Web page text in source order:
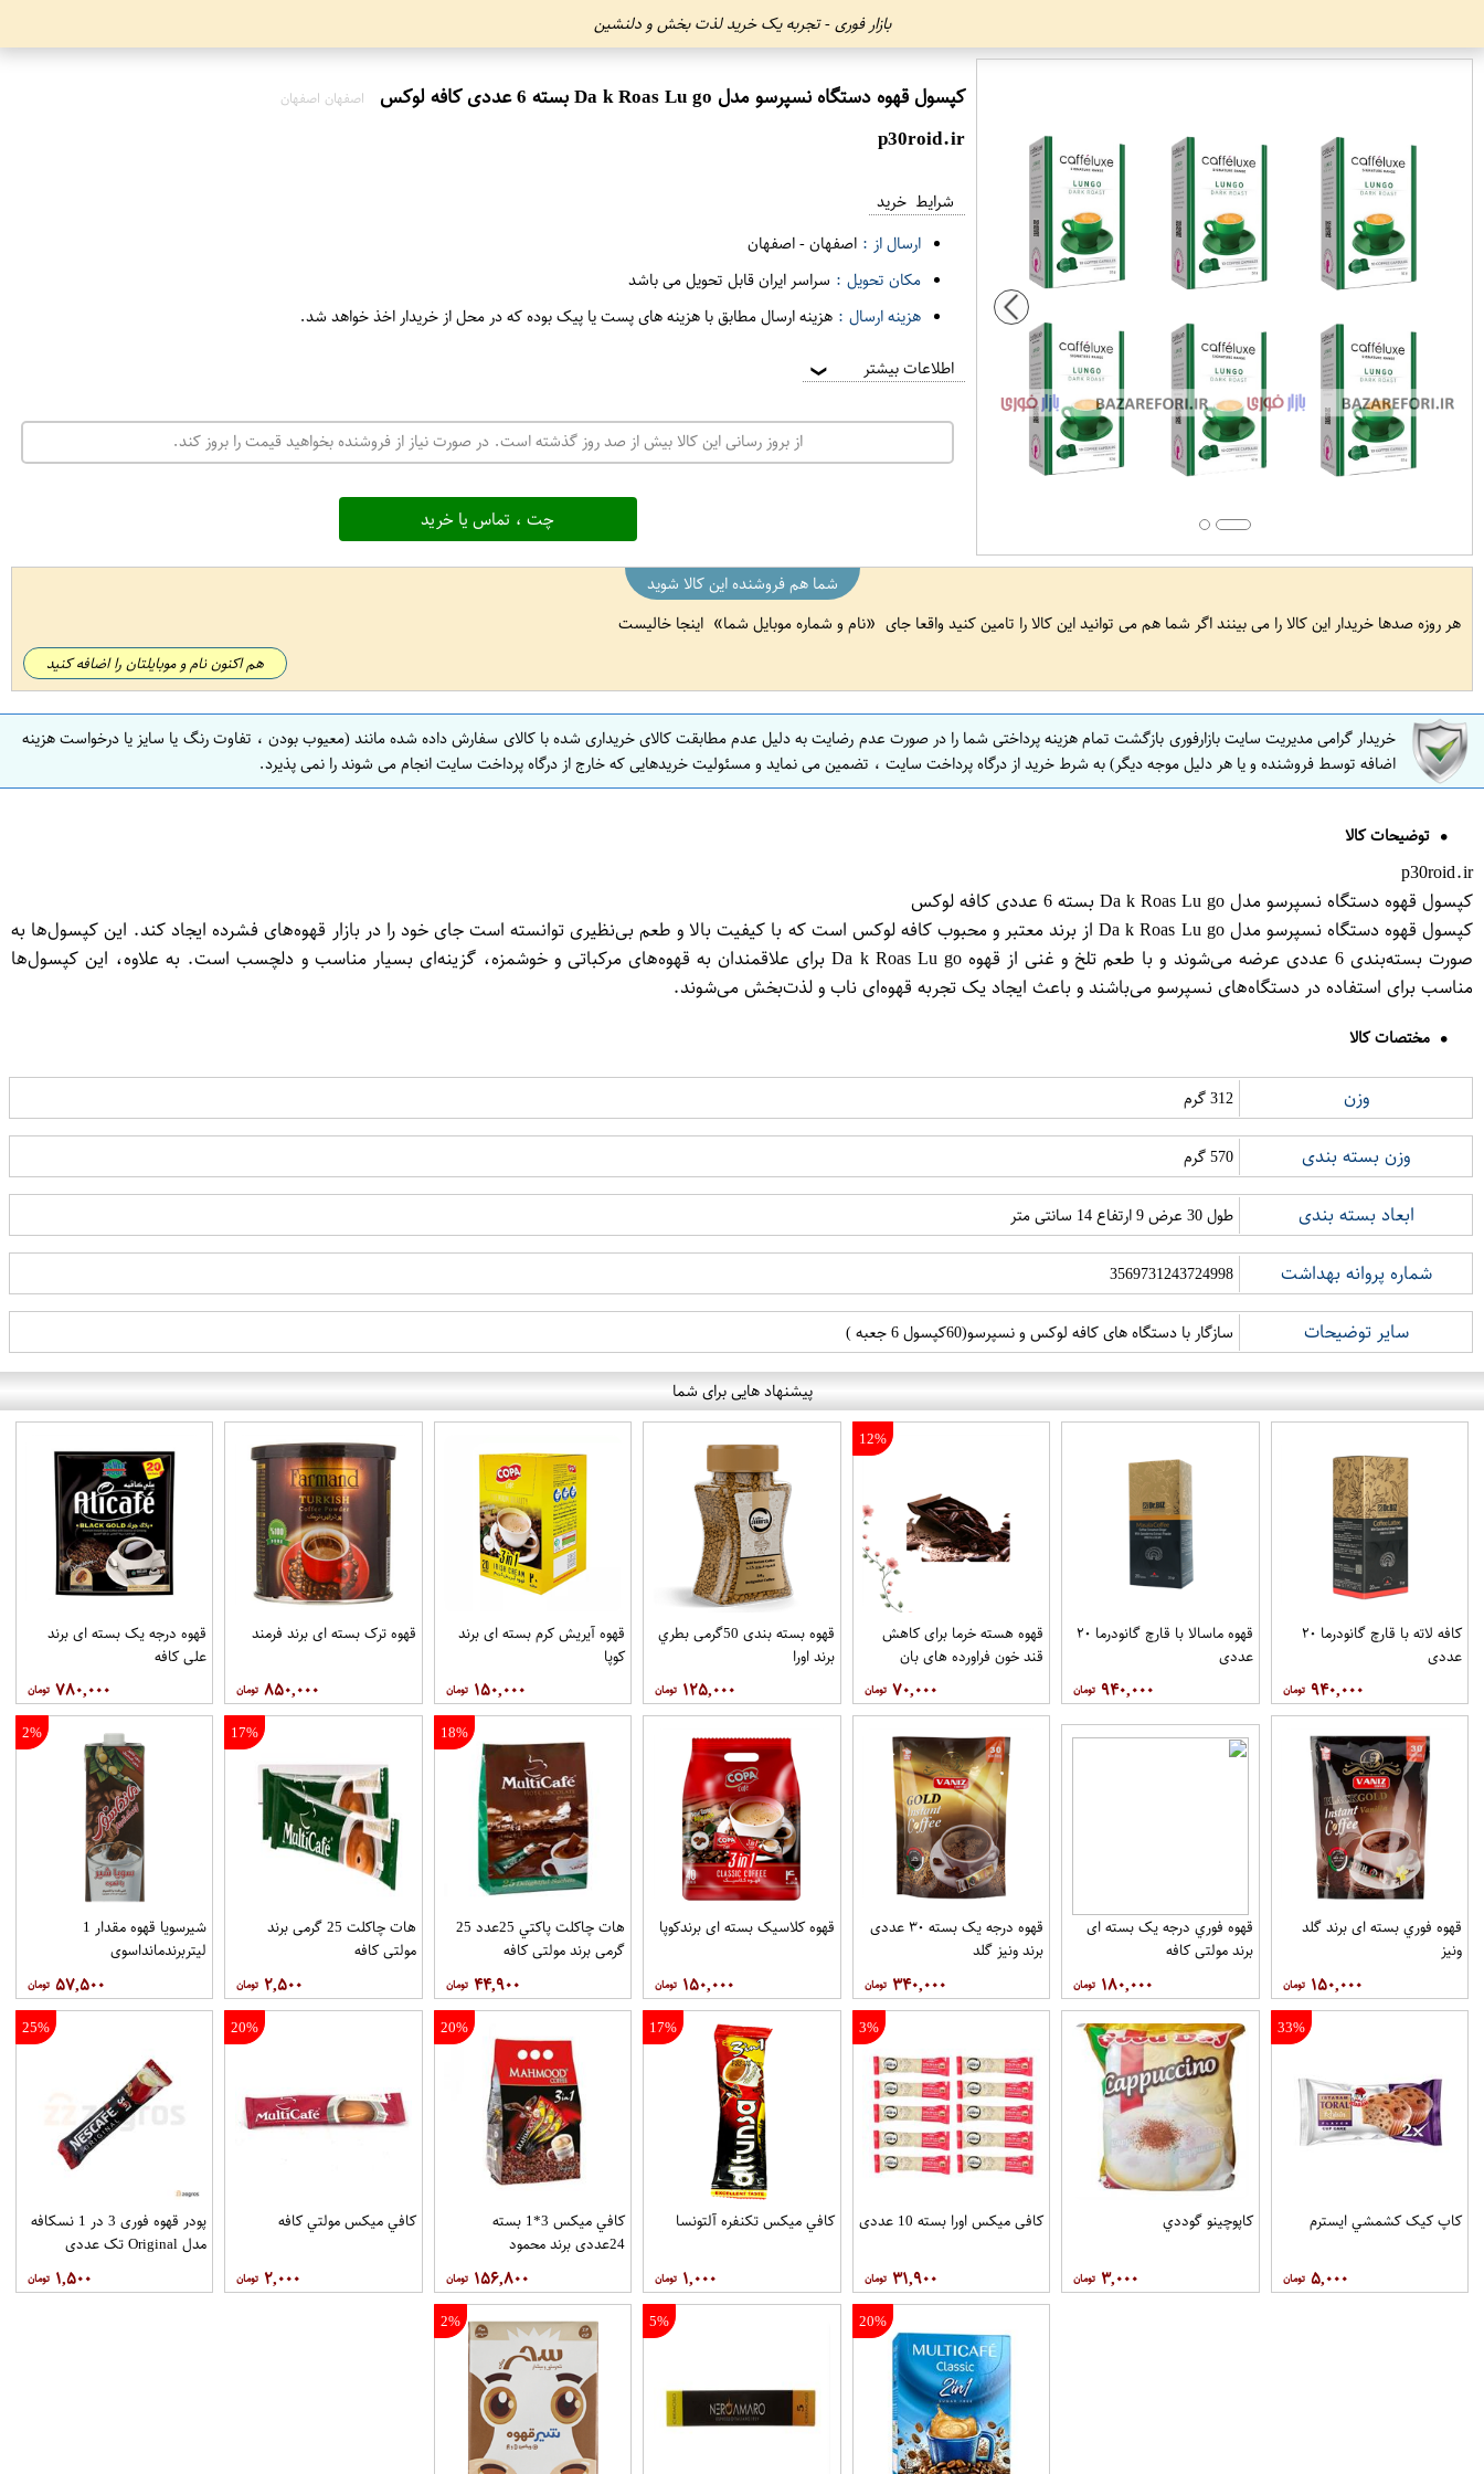
بازار فوری - تجربه یک خرید لذت بخش و دلنشین
کپسول قهوه دستگاه نسپرسو مدل Da k Roas Lu go بسته 6 عددی کافه لوکس اصفهان اصفهان
p30roid.ir
شرایط خرید
ارسال از : اصفهان-اصفهان
مکان تحویل : سراسر ایران قابل تحویل می باشد
هزینه ارسال : هزینه ارسال مطابق با هزینه های پست یا پیک بوده که در محل از خریدار اخذ خواهد شد.
اطلاعات بیشتر ❯
از بروز رسانی این کالا بیش از صد روز گذشته است. در صورت نیاز از فروشنده بخواهید قیمت را بروز کند.
چت ، تماس یا خرید
شما هم فروشنده این کالا شوید
هر روزه صدها خریدار این کالا را می بینند اگر شما هم می توانید این کالا را تامین کنید واقعا جای
نام و شماره موبایل شما اینجا خالیست
هم اکنون نام و موبایلتان را اضافه کنید
خریدار گرامی مدیریت سایت بازارفوری بازگشت تمام هزینه پرداختی شما را در صورت عدم رضایت به دلیل عدم مطابقت کالای خریداری شده با کالای سفارش داده شده مانند (معیوب بودن ، تفاوت رنگ یا سایز یا درخواست هزینه
اضافه توسط فروشنده و یا هر دلیل موجه دیگر) به شرط خرید از درگاه پرداخت سایت ، تضمین می نماید و مسئولیت خریدهایی که خارج از درگاه پرداخت سایت انجام می شوند را نمی پذیرد.
توضیحات کالا
p30roid.ir
کپسول قهوه دستگاه نسپرسو مدل Da k Roas Lu go بسته 6 عددی کافه لوکس
کپسول قهوه دستگاه نسپرسو مدل Da k Roas Lu go از برند معتبر و محبوب کافه لوکس است که با کیفیت بالا و طعم بی‌نظیری توانسته است جای خود را در بازار قهوه‌های فشرده ایجاد کند. این کپسول‌ها به
صورت بسته‌بندی 6 عددی عرضه می‌شوند و با طعم تلخ و غنی از قهوه Da k Roas Lu go برای علاقمندان به قهوه‌های مرکباتی و خوشمزه، گزینه‌ای بسیار مناسب و دلچسب است. به علاوه، این کپسول‌ها
مناسب برای استفاده در دستگاه‌های نسپرسو می‌باشند و باعث ایجاد یک تجربه قهوه‌ای ناب و لذت‌بخش می‌شوند.
مختصات کالا
وزن 312 گرم
وزن بسته بندی 570 گرم
ابعاد بسته بندی طول 30 عرض 9 ارتفاع 14 سانتی متر
شماره پروانه بهداشت 3569731243724998
سایر توضیحات سازگار با دستگاه های کافه لوکس و نسپرسو(60کپسول 6 جعبه )
پیشنهاد هایی برای شما
کافه لاته با قارچ گانودرما ۲۰
عددی
۹۴۰,۰۰۰
قهوه ماسالا با قارچ گانودرما ۲۰
عددی
۹۴۰,۰۰۰
12%
قهوه هسته خرما برای کاهش
قند خون فراورده های بان
۷۰,۰۰۰
قهوه بسته بندی 50گرمی بطري
برند اورا
۱۲۵,۰۰۰
قهوه آيريش کرم بسته ای برند
کوپا
۱۵۰,۰۰۰
قهوه ترک بسته ای برند فرمند
۸۵۰,۰۰۰
قهوه درجه یک بسته ای برند
علي کافه
۷۸۰,۰۰۰
قهوه فوري بسته ای برند گلد
ونيز
۱۵۰,۰۰۰
قهوه فوري درجه یک بسته ای
برند مولتي کافه
۱۸۰,۰۰۰
قهوه درجه یک بسته ۳۰ عددی
برند ونيز گلد
۳۴۰,۰۰۰
قهوه کلاسيک بسته ای برندکوپا
۱۵۰,۰۰۰
18%
هات چاکلت پاکتي 25عدد 25
گرمی برند مولتي کافه
۴۴,۹۰۰
17%
هات چاکلت 25 گرمی برند
مولتي کافه
۲,۵۰۰
2%
شیرسویا قهوه مقدار 1
لیتربرندمانداسوی
۵۷,۵۰۰
33%
کاپ کيک کشمشي ايسترم
۵,۰۰۰
کاپوچينو گوددي
۳,۰۰۰
3%
کافی میکس اورا بسته 10 عددی
۳۱,۹۰۰
17%
کافي ميکس تکنفره آلتونسا
۱,۰۰۰
20%
کافي ميکس 3*1 بسته
24عددی برند محمود
۱۵۶,۸۰۰
20%
کافي ميکس مولتي کافه
۲,۰۰۰
25%
پودر قهوه فوری 3 در 1 نسکافه
مدل Original تک عددی
۱,۵۰۰
20%
5%
2%